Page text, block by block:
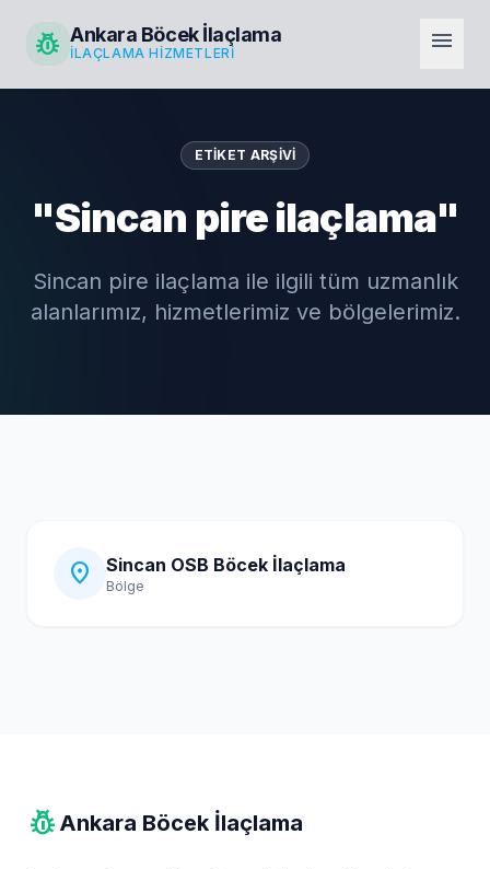
pest_control Ankara Böcek İlaçlama
İLAÇLAMA HIZMETLERI menu
ETIKET ARŞIVI
"Sincan pire ilaçlama"
Sincan pire ilaçlama ile ilgili tüm uzmanlık
alanlarımız, hizmetlerimiz ve bölgelerimiz.
location_on Sincan OSB Böcek İlaçlama
Bölge
pest_control Ankara Böcek İlaçlama